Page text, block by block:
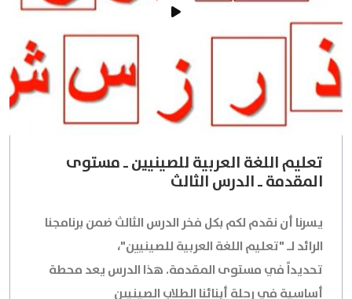
تعليم اللغة العربية للصينيين ـ مستوى
المقدمة ـ الدرس الثالث
يسرنا أن نقدم لكم بكل فخر الدرس الثالث ضمن برنامجنا
الرائد لـ "تعليم اللغة العربية للصينيين"،
تحديداً في مستوى المقدمة. هذا الدرس يعد محطة
أساسية في رحلة أبنائنا الطلاب الصينيين